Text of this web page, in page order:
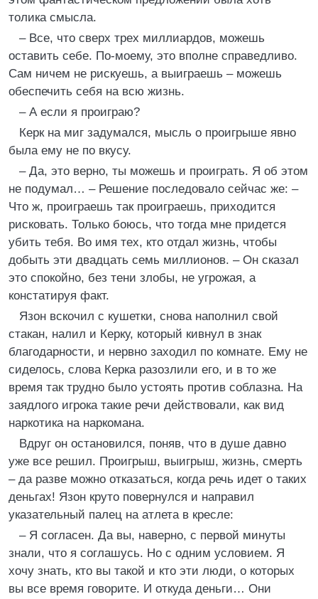
толика смысла.
– Все, что сверх трех миллиардов, можешь
оставить себе. По-моему, это вполне справедливо.
Сам ничем не рискуешь, а выиграешь – можешь
обеспечить себя на всю жизнь.
– А если я проиграю?
Керк на миг задумался, мысль о проигрыше явно
была ему не по вкусу.
– Да, это верно, ты можешь и проиграть. Я об этом
не подумал… – Решение последовало сейчас же: –
Что ж, проиграешь так проиграешь, приходится
рисковать. Только боюсь, что тогда мне придется
убить тебя. Во имя тех, кто отдал жизнь, чтобы
добыть эти двадцать семь миллионов. – Он сказал
это спокойно, без тени злобы, не угрожая, а
констатируя факт.
Язон вскочил с кушетки, снова наполнил свой
стакан, налил и Керку, который кивнул в знак
благодарности, и нервно заходил по комнате. Ему не
сиделось, слова Керка разозлили его, и в то же
время так трудно было устоять против соблазна. На
заядлого игрока такие речи действовали, как вид
наркотика на наркомана.
Вдруг он остановился, поняв, что в душе давно
уже все решил. Проигрыш, выигрыш, жизнь, смерть
– да разве можно отказаться, когда речь идет о таких
деньгах! Язон круто повернулся и направил
указательный палец на атлета в кресле:
– Я согласен. Да вы, наверно, с первой минуты
знали, что я соглашусь. Но с одним условием. Я
хочу знать, кто вы такой и кто эти люди, о которых
вы все время говорите. И откуда деньги… Они